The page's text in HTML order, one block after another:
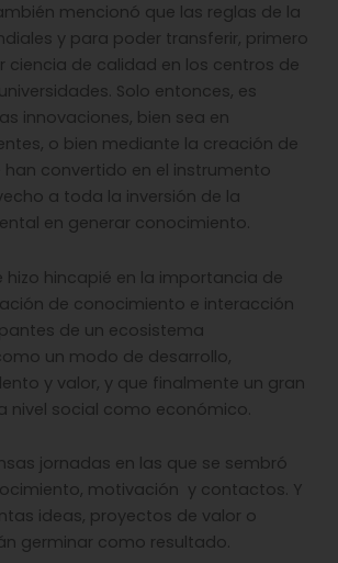
mencionó que las reglas de la
y para poder transferir, primero
ciencia de calidad en los centros de
Solo entonces, es
innovaciones, bien sea en
o bien mediante la creación de
han convertido en el instrumento
a toda la inversión de la
en generar conocimiento.
hizo hincapié en la importancia de
de conocimiento e interacción
de un ecosistema
un modo de desarrollo,
y valor, y que finalmente un gran
nivel social como económico.
jornadas en las que se sembró
motivación y contactos. Y
ideas, proyectos de valor o
germinar como resultado.